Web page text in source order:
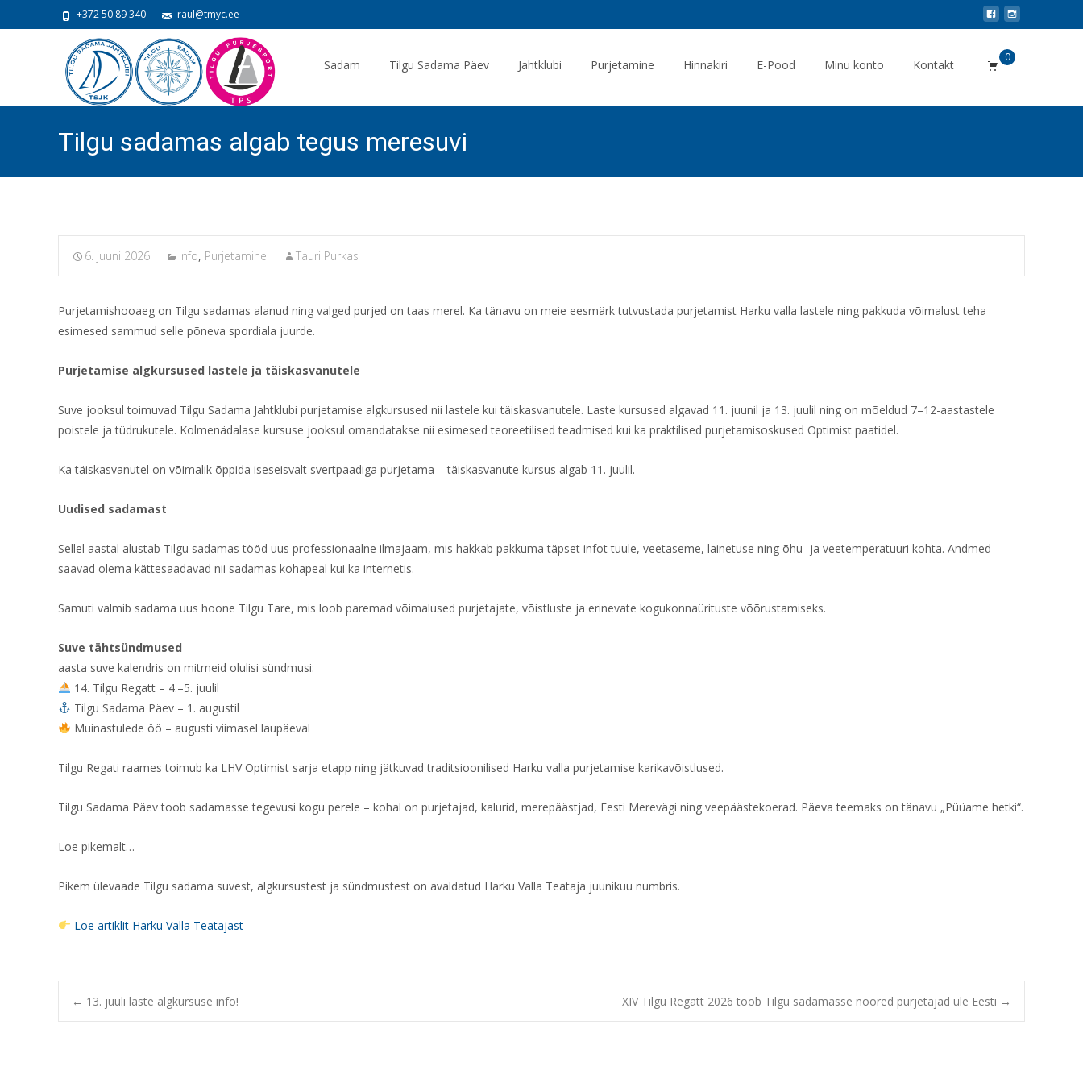
+372 50 89 340 raul@tmyc.ee
Sadam Tilgu Sadama Päev Jahtklubi Purjetamine Hinnakiri E-Pood Minu konto Kontakt
0
Tilgu sadamas algab tegus meresuvi
6. juuni 2026 Info, Purjetamine Tauri Purkas
Purjetamishooaeg on Tilgu sadamas alanud ning valged purjed on taas merel. Ka tänavu on meie eesmärk tutvustada purjetamist Harku valla lastele ning pakkuda võimalust teha
esimesed sammud selle põneva spordiala juurde.
Purjetamise algkursused lastele ja täiskasvanutele
Suve jooksul toimuvad Tilgu Sadama Jahtklubi purjetamise algkursused nii lastele kui täiskasvanutele. Laste kursused algavad 11. juunil ja 13. juulil ning on mõeldud 7–12-aastastele
poistele ja tüdrukutele. Kolmenädalase kursuse jooksul omandatakse nii esimesed teoreetilised teadmised kui ka praktilised purjetamisoskused Optimist paatidel.
Ka täiskasvanutel on võimalik õppida iseseisvalt svertpaadiga purjetama – täiskasvanute kursus algab 11. juulil.
Uudised sadamast
Sellel aastal alustab Tilgu sadamas tööd uus professionaalne ilmajaam, mis hakkab pakkuma täpset infot tuule, veetaseme, lainetuse ning õhu- ja veetemperatuuri kohta. Andmed
saavad olema kättesaadavad nii sadamas kohapeal kui ka internetis.
Samuti valmib sadama uus hoone Tilgu Tare, mis loob paremad võimalused purjetajate, võistluste ja erinevate kogukonnaürituste võõrustamiseks.
Suve tähtsündmused
aasta suve kalendris on mitmeid olulisi sündmusi:
14. Tilgu Regatt – 4.–5. juulil
Tilgu Sadama Päev – 1. augustil
Muinastulede öö – augusti viimasel laupäeval
Tilgu Regati raames toimub ka LHV Optimist sarja etapp ning jätkuvad traditsioonilised Harku valla purjetamise karikavõistlused.
Tilgu Sadama Päev toob sadamasse tegevusi kogu perele – kohal on purjetajad, kalurid, merepäästjad, Eesti Merevägi ning veepäästekoerad. Päeva teemaks on tänavu „Püüame hetki“.
Loe pikemalt…
Pikem ülevaade Tilgu sadama suvest, algkursustest ja sündmustest on avaldatud Harku Valla Teataja juunikuu numbris.
Loe artiklit Harku Valla Teatajast
Post
← 13. juuli laste algkursuse info! XIV Tilgu Regatt 2026 toob Tilgu sadamasse noored purjetajad üle Eesti →